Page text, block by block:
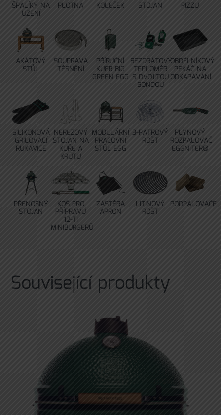
ŠPALÍKY NA
UZENÍ
PLOTNA KOLEČEK STOJAN PIZZU
AKÁTOVÝ
STŮL
SOUPRAVA
TĚSNĚNÍ
PŘÍRUČNÍ
KUFR BIG
GREEN EGG
BEZDRÁTOVÝ
TEPLOMĚR
S DVOJITOU
SONDOU
OBDÉLNÍKOVÝ
PEKÁČ NA
ODKAPÁVÁNÍ
SILIKONOVÁ
GRILOVACÍ
RUKAVICE
NEREZOVÝ
STOJAN NA
KUŘE A
KRŮTU
MODULÁRNÍ
PRACOVNÍ
STŮL EGG
3-PATROVÝ
ROŠT
PLYNOVÝ
ROZPALOVAČ
EGGNITER®
PŘENOSNÝ
STOJAN
KOŠ PRO
PŘÍPRAVU
12-TI
MINIBURGERŮ
ZÁSTĚRA
APRON
LITINOVÝ
ROŠT
PODPALOVAČE
Související produkty